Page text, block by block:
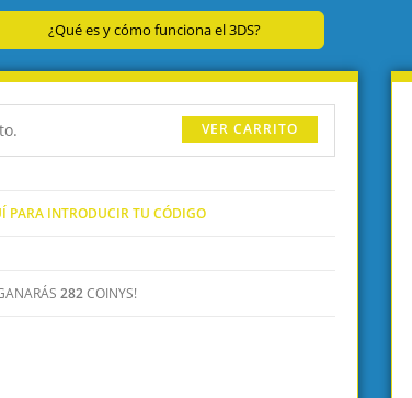
¿Qué es y cómo funciona el 3DS?
VER CARRITO
PARA INTRODUCIR TU CÓDIGO
282COINYS!
contenido, me
ello. Pero la forma
¿Mi opinión de forma resumida?